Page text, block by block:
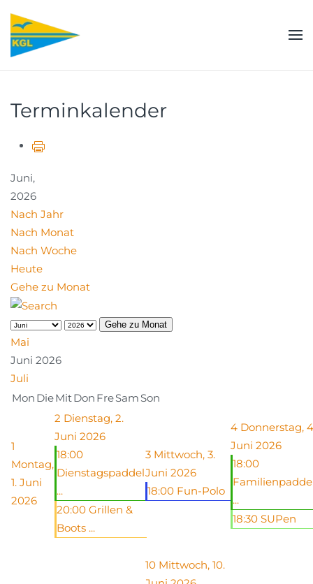
Zum Hauptinhalt springen
Terminkalender
Juni,
2026
Nach Jahr
Nach Monat
Nach Woche
Heute
Gehe zu Monat
Gehe zu Monat
Mai
Juni 2026
Juli
Mon DieMitDon FreSam Son
1
Montag,
1. Juni
2026
2 Dienstag, 2.
Juni 2026
18:00
Dienstagspaddel
...
20:00 Grillen &
Boots ...
3 Mittwoch, 3.
Juni 2026
18:00 Fun-Polo
4 Donnerstag,
Juni 2026
18:00
...
18:30 SUPen
10 Mittwoch, 10.